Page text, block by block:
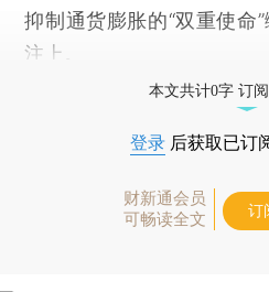
抑制通货膨胀的“双重使命
注上。
本文共计0字 订
登录 后获取已订
财新通会员
可畅读全文
订